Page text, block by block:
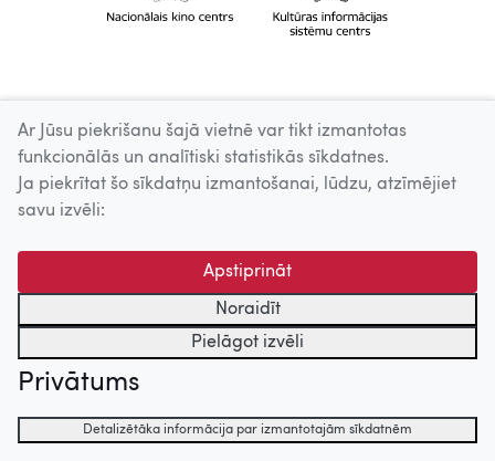
Ar Jūsu piekrišanu šajā vietnē var tikt izmantotas
funkcionālās un analītiski statistikās sīkdatnes.
Ja piekrītat šo sīkdatņu izmantošanai, lūdzu, atzīmējiet
savu izvēli:
Apstiprināt
Noraidīt
Pielāgot izvēli
Privātums
Detalizētāka informācija par izmantotajām sīkdatnēm